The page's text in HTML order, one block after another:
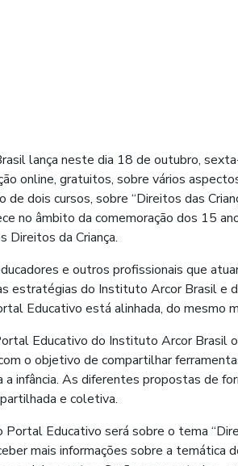
lança neste dia 18 de outubro,
online, gratuitos, sobre vários
de dois cursos, sobre “Direitos das
no âmbito da comemoração dos 15
Direitos da Criança.
e outros profissionais que
estratégias do Instituto Arcor Brasil e
Educativo está alinhada, do mesmo
Educativo do Instituto Arcor Brasil
o objetivo de compartilhar
a infância. As diferentes propostas de
e coletiva.
Portal Educativo será sobre o tema
mais informações sobre a temática